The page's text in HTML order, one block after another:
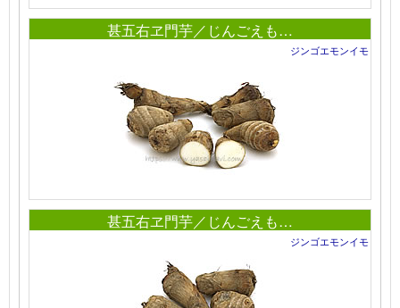
甚五右ヱ門芋／じんごえも…
ジンゴエモンイモ
甚五右ヱ門芋／じんごえも…
ジンゴエモンイモ